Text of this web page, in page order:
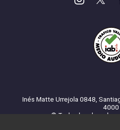
Inés Matte Urrejola 0848,
4000
© Todos los derechos